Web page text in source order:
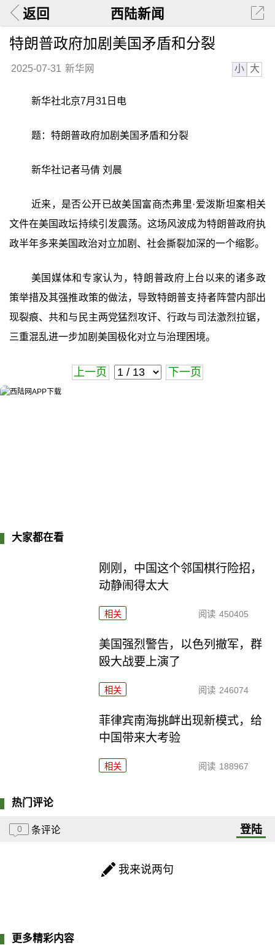
返回 西陆新闻
特朗普政府加剧美国矛盾和分裂
2025-07-31 新华网 小 大
新华社北京7月31日电
题：特朗普政府加剧美国矛盾和分裂
新华社记者马倩 刘晨
近来，是否公开已故美国富商杰弗里·爱泼斯坦案相关
文件在美国政坛持续引发震荡。这场风波成为特朗普政府执
政半年多来美国政治对立加剧、社会撕裂加深的一个缩影。
美国媒体和专家认为，特朗普政府上台以来的诸多政
策举措及其强推政策的做法，导致特朗普支持者阵营内部出
现裂痕、共和与民主两党猛烈攻讦、行政与司法激烈拉锯，
三重混乱进一步加剧美国极化对立与治理困境。
上一页 下一页
大家都在看
刚刚，中国这个邻国棋行险招，
动静闹得太大
相关 阅读 450405
美国强烈警告，以色列撤军，群
殴大战要上演了
相关 阅读 246074
菲律宾南海挑衅出现新模式，给
中国带来大考验
相关 阅读 188967
热门评论
0 条评论 登陆
我来说两句
更多精彩内容